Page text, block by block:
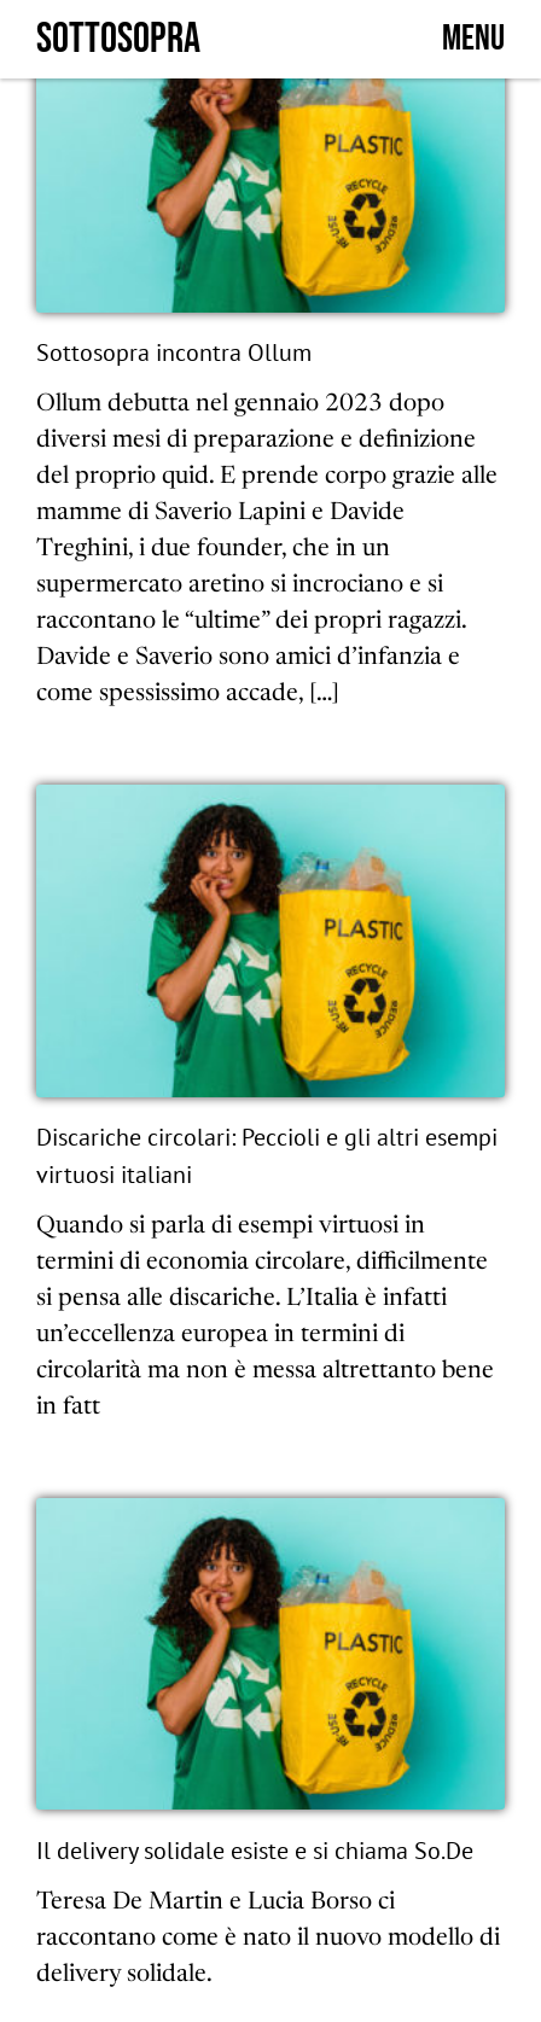
Skip
content
SOTTOSOPRA MENU
Sottosopra incontra Ollum
Ollum debutta nel gennaio 2023 dopo
diversi mesi di preparazione e definizione
del proprio quid. E prende corpo grazie alle
mamme di Saverio Lapini e Davide
Treghini, i due founder, che in un
supermercato aretino si incrociano e si
raccontano le “ultime” dei propri ragazzi.
Davide e Saverio sono amici d’infanzia e
come spessissimo accade, […]
Discariche circolari: Peccioli e gli altri esempi
virtuosi italiani
Quando si parla di esempi virtuosi in
termini di economia circolare, difficilmente
si pensa alle discariche. L’Italia è infatti
un’eccellenza europea in termini di
circolarità ma non è messa altrettanto bene
in fatt
Il delivery solidale esiste e si chiama So.De
Teresa De Martin e Lucia Borso ci
raccontano come è nato il nuovo modello di
delivery solidale.